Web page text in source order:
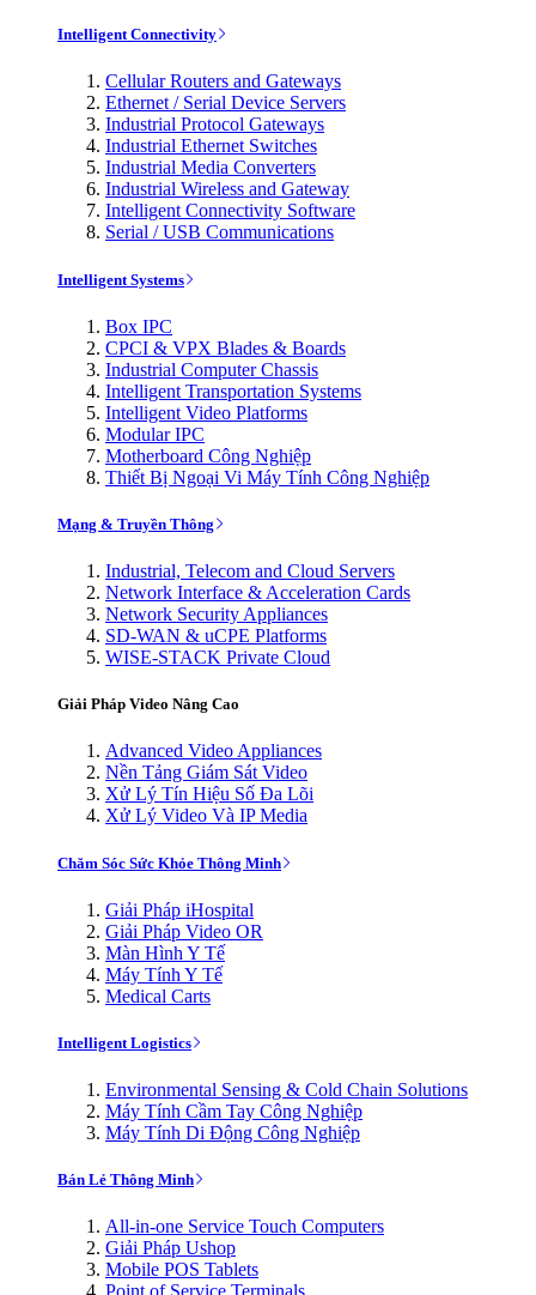
Intelligent Connectivity
Cellular Routers and Gateways
Ethernet / Serial Device Servers
Industrial Protocol Gateways
Industrial Ethernet Switches
Industrial Media Converters
Industrial Wireless and Gateway
Intelligent Connectivity Software
Serial / USB Communications
Intelligent Systems
Box IPC
CPCI & VPX Blades & Boards
Industrial Computer Chassis
Intelligent Transportation Systems
Intelligent Video Platforms
Modular IPC
Motherboard Công Nghiệp
Thiết Bị Ngoại Vi Máy Tính Công Nghiệp
Mạng & Truyền Thông
Industrial, Telecom and Cloud Servers
Network Interface & Acceleration Cards
Network Security Appliances
SD-WAN & uCPE Platforms
WISE-STACK Private Cloud
Giải Pháp Video Nâng Cao
Advanced Video Appliances
Nền Tảng Giám Sát Video
Xử Lý Tín Hiệu Số Đa Lõi
Xử Lý Video Và IP Media
Chăm Sóc Sức Khỏe Thông Minh
Giải Pháp iHospital
Giải Pháp Video OR
Màn Hình Y Tế
Máy Tính Y Tế
Medical Carts
Intelligent Logistics
Environmental Sensing & Cold Chain Solutions
Máy Tính Cầm Tay Công Nghiệp
Máy Tính Di Động Công Nghiệp
Bán Lẻ Thông Minh
All-in-one Service Touch Computers
Giải Pháp Ushop
Mobile POS Tablets